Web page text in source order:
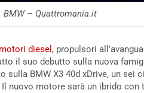
BMW – Quattromania.it
diesel, propulsori
il suo debutto sulla nuova
sulla BMW X3 40d xDrive, un sei
nuovo motore sarà un ibrido con